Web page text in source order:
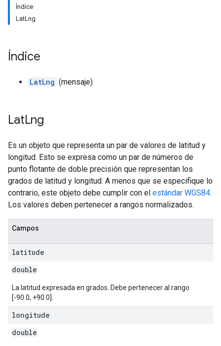
Índice
LatLng
Índice
LatLng (mensaje)
LatLng
Es un objeto que representa un par de valores de latitud y
longitud. Esto se expresa como un par de números de
punto flotante de doble precisión que representan los
grados de latitud y longitud. A menos que se especifique lo
contrario, este objeto debe cumplir con el estándar WGS84.
Los valores deben pertenecer a rangos normalizados.
Campos
latitude
double
La latitud expresada en grados. Debe pertenecer al rango
[-90.0, +90.0].
longitude
double